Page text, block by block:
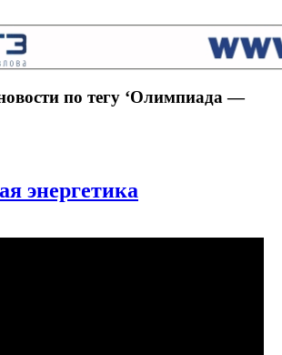
по тегу ‘Олимпиада —
энергетика